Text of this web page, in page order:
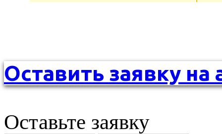
Оставить заявку на
Оставьте заявку